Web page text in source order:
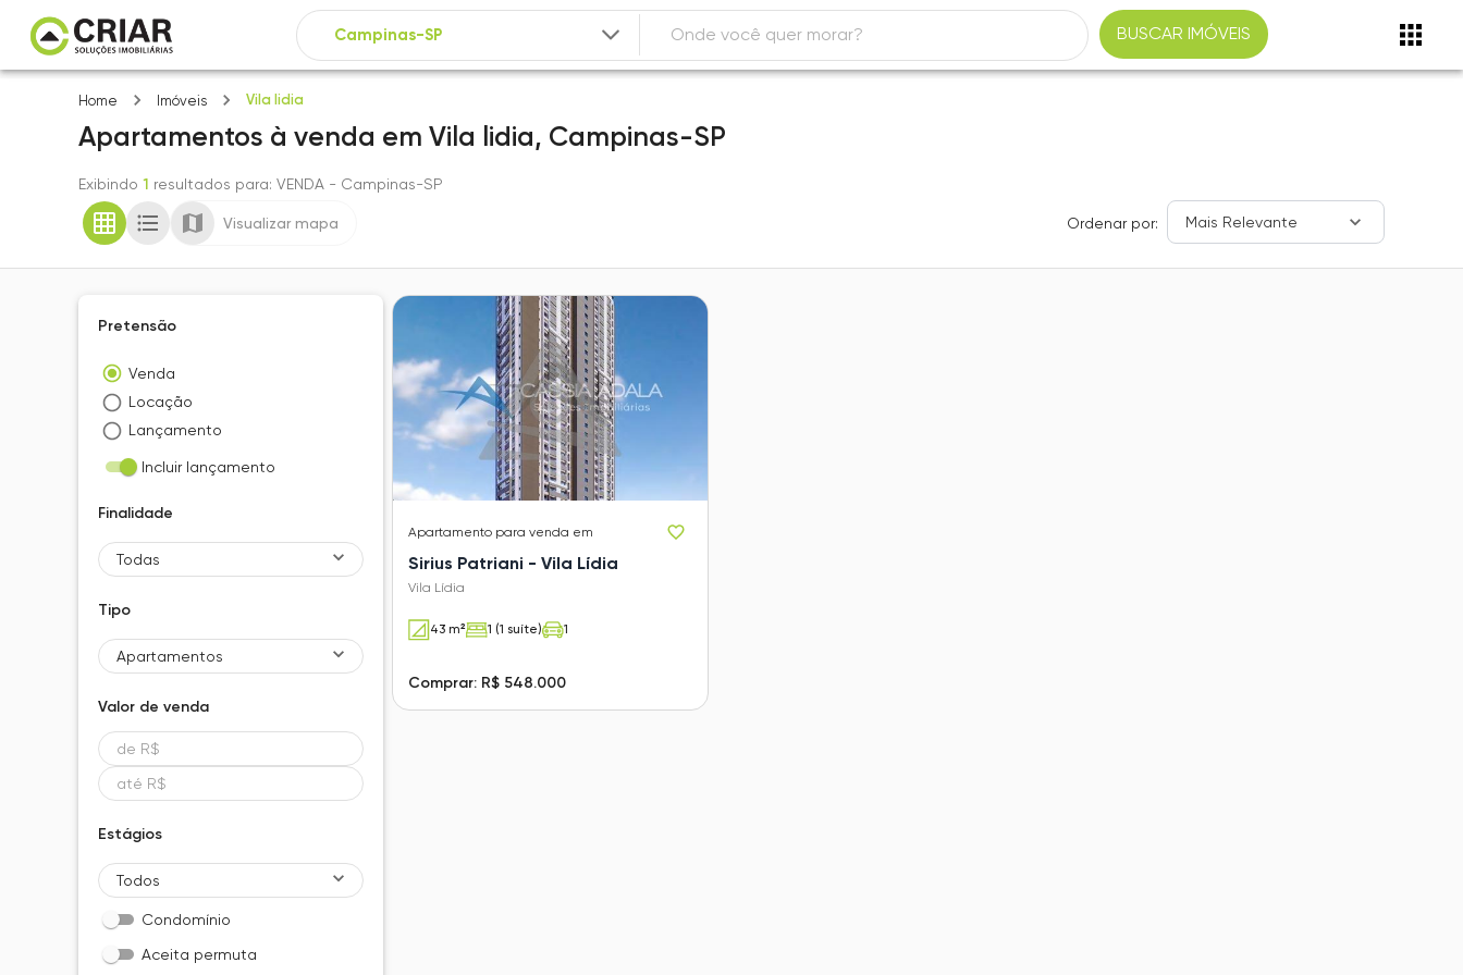
BUSCAR IMÓVEIS
Home Imóveis Vila lidia
Apartamentos à venda em Vila lidia, Campinas-SP
Exibindo 1 resultados para: VENDA - Campinas-SP
Visualizar mapa Ordenar por: Mais Relevante
Pretensão
Venda
Locação
Lançamento
Incluir lançamento
Finalidade
Todas
Tipo
Apartamentos
Valor de venda
Estágios
Todos
Condomínio
Aceita permuta
Apartamento para venda em
Sirius Patriani - Vila Lídia
Vila Lídia
43 m² 1 (1 suíte) 1
Comprar: R$ 548.000